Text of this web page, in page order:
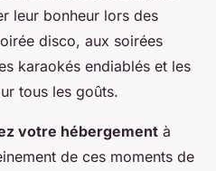
leur bonheur lors des
disco, aux soirées
karaokés endiablés et les
tous les goûts.
votre hébergement à
de ces moments de